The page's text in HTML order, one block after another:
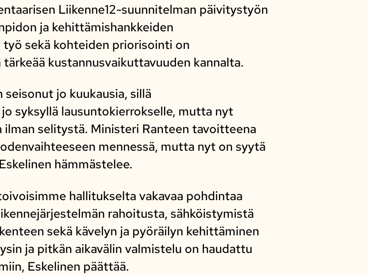
Liikenne12-suunnitelman päivitystyön
ja kehittämishankkeiden
sekä kohteiden priorisointi on
kustannusvaikuttavuuden kannalta.
jo kuukausia, sillä
syksyllä lausuntokierrokselle, mutta nyt
selitystä. Ministeri Ranteen tavoitteena
mennessä, mutta nyt on syytä
hämmästelee.
hallitukselta vakavaa pohdintaa
rahoitusta, sähköistymistä
sekä kävelyn ja pyöräilyn kehittäminen
ja pitkän aikavälin valmistelu on haudattu
Eskelinen päättää.